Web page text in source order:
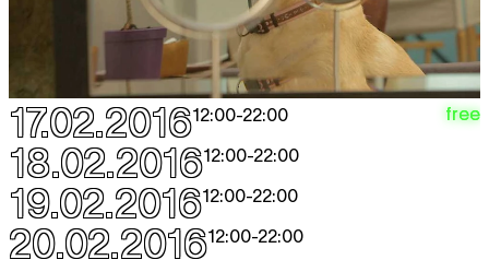
17.02.201612:00-22:00
18.02.201612:00-22:00
19.02.201612:00-22:00
20.02.201612:00-22:00
free